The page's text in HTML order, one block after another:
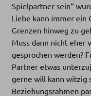
Spielpartner sein“
Liebe kann immer ein
Grenzen hinweg zu
Muss dann nicht eher
gesprochen werden?
Partner etwas
gerne will kann witzig
Beziehungsrahmen